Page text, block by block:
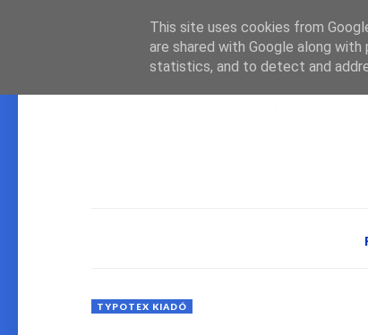
TYPOTEX KIADÓ
This site uses cookies from
are shared with Google along
statistics, and to detect and